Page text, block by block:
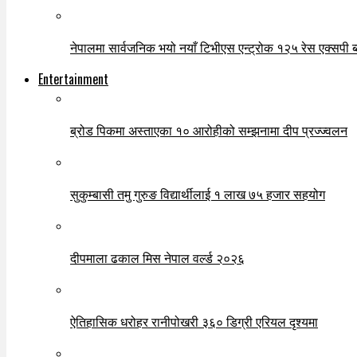
नेपालमा सार्वजनिक भयो नयाँ टिभीएस एन्ट्रोक १२५ रेस एक्सपी
Entertainment
ब्रोड पिकमा अस्ताएका १० आरोहीको सम्झनामा दीप प्रज्ज्वलन
सुकुम्बासी तमु गुरुङ विद्यार्थीलाई १ लाख ७५ हजार सहयोग
दीपमाला ढकाल मिस नेपाल वर्ल्ड २०२६
ऐतिहासिक धरोहर रानीपोखरी ३६० डिग्री एरियल दृश्यमा